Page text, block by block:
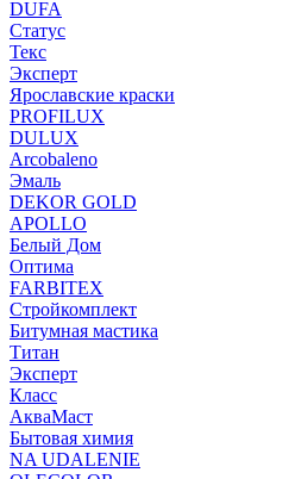
DUFA
Статус
Текс
Эксперт
Ярославские краски
PROFILUX
DULUX
Arcobaleno
Эмаль
DEKOR GOLD
APOLLO
Белый Дом
Оптима
FARBITEX
Стройкомплект
Битумная мастика
Титан
Эксперт
Класс
АкваМаст
Бытовая химия
NA UDALENIE